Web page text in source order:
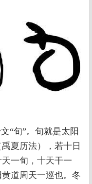
“旬”。旬就是太阳
夏历法），若十日
一旬，十天干一
道周天一巡也。冬